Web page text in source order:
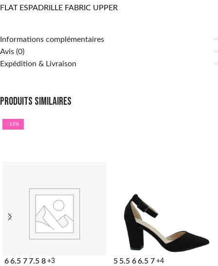
FLAT ESPADRILLE FABRIC UPPER
Informations complémentaires
Avis (0)
Expédition & Livraison
Produits similaires
-13%
6 6.5 7 7.5 8 +3 5 5.5 6 6.5 7 +4